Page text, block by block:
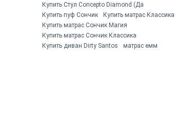
Купить Стул Concepto Diamond (Да
Купить пуф Сончик
Купить матрас Классика
Купить матрас Сончик Магия
Купить матрас Сончик Классика
Купить диван Dirty Santos
матрас емм